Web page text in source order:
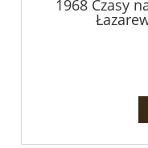
1968 Czasy